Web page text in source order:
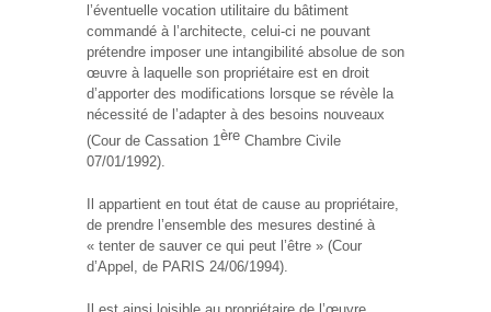
l’éventuelle vocation utilitaire du bâtiment
commandé à l’architecte, celui-ci ne pouvant
prétendre imposer une intangibilité absolue de son
œuvre à laquelle son propriétaire est en droit
d’apporter des modifications lorsque se révèle la
nécessité de l’adapter à des besoins nouveaux
(Cour de Cassation 1 ère Chambre Civile
07/01/1992).
Il appartient en tout état de cause au propriétaire,
de prendre l’ensemble des mesures destiné à
« tenter de sauver ce qui peut l’être » (Cour
d’Appel, de PARIS 24/06/1994).